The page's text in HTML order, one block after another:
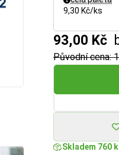
9,30 Kč/ks
93,00 Kč
Původní cena:
Skladem 760